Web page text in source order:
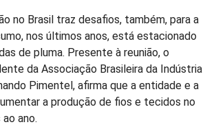
no Brasil traz desafios, também, para a
nos últimos anos, está estacionado
de pluma. Presente à reunião, o
da Associação Brasileira da Indústria
Pimentel, afirma que a entidade e a
a produção de fios e tecidos no
ano.